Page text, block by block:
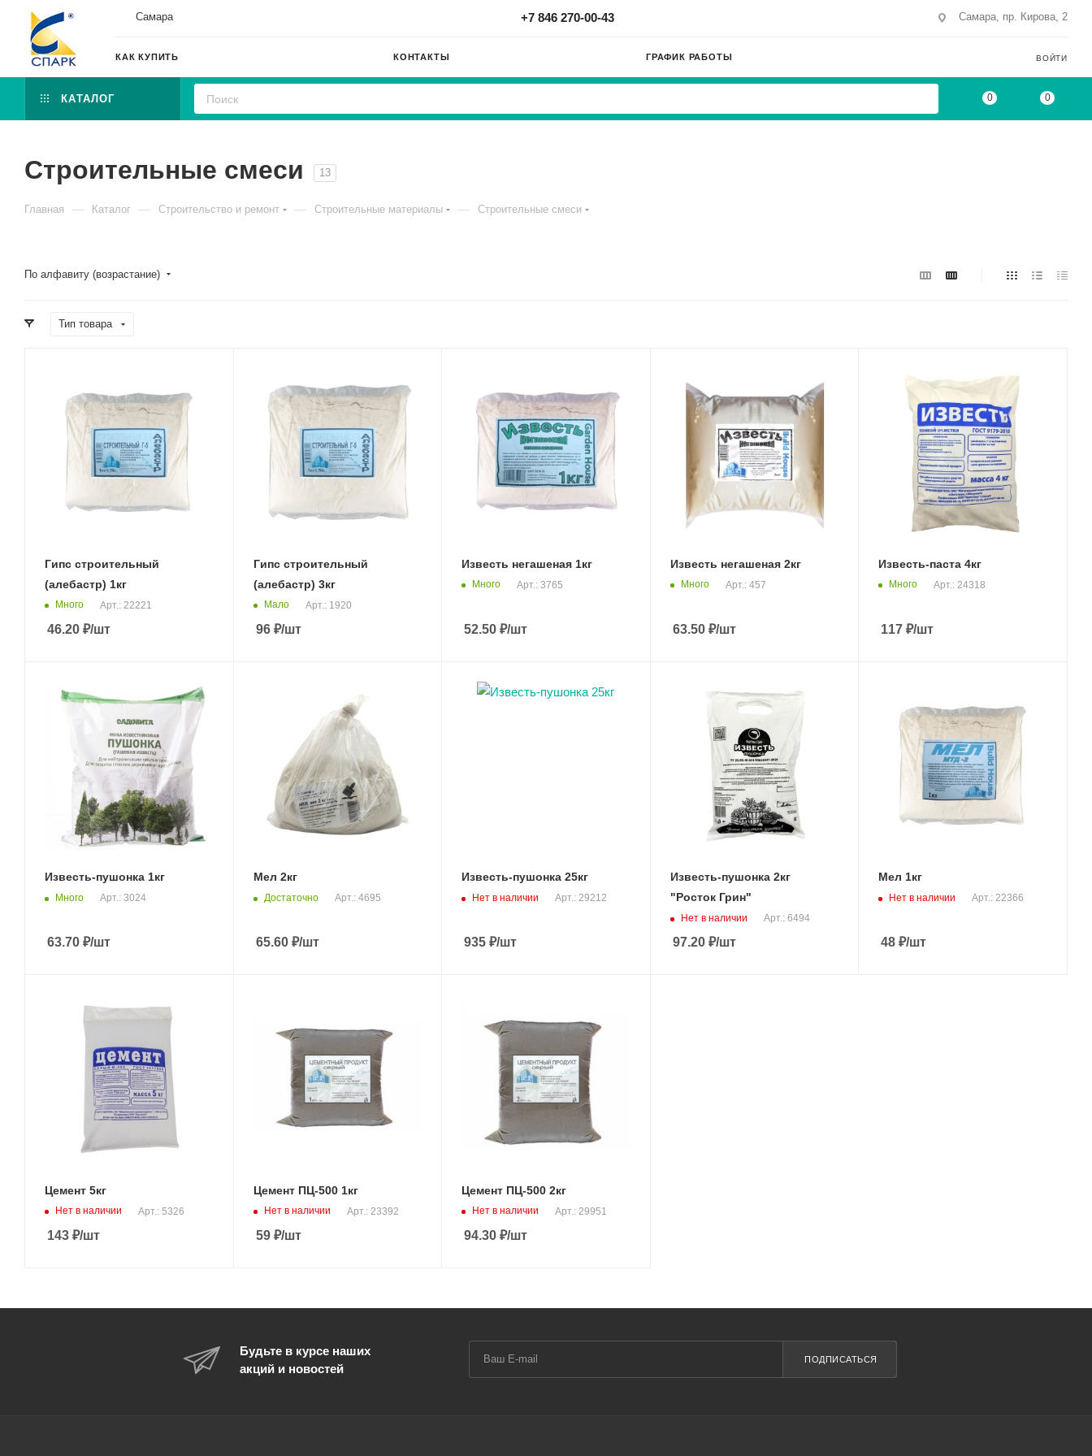
Самара +7 846 270-00-43 Самара, пр. Кирова, 2
КАК КУПИТЬ КОНТАКТЫ ГРАФИК РАБОТЫ ВОЙТИ
КАТАЛОГ 0 0
Строительные смеси 13
Главная — Каталог — Строительство и ремонт — Строительные материалы — Строительные смеси
По алфавиту (возрастание)
Тип товара
Гипс строительный
(алебастр) 1кг
Много Арт.: 22221
46.20 ₽/шт
Гипс строительный
(алебастр) 3кг
Мало Арт.: 1920
96₽/шт
Известь негашеная 1кг
Много Арт.: 3765
52.50 ₽/шт
Известь негашеная 2кг
Много Арт.: 457
63.50₽/шт
Известь-паста 4кг
Много Арт.: 24318
117 ₽/шт
Известь-пушонка 1кг
Много Арт.: 3024
63.70 ₽/шт
Мел 2кг
Достаточно Арт.: 4695
65.60₽/шт
Известь-пушонка 25кг
Нет в наличии Арт.: 29212
935 ₽/шт
Известь-пушонка 2кг
"Росток Грин"
Нет в наличии Арт.: 6494
97.20₽/шт
Мел 1кг
Нет в наличии Арт.: 22366
48 ₽/шт
Цемент 5кг
Нет в наличии Арт.: 5326
143 ₽/шт
Цемент ПЦ-500 1кг
Нет в наличии Арт.: 23392
59₽/шт
Цемент ПЦ-500 2кг
Нет в наличии Арт.: 29951
94.30 ₽/шт
Будьте в курсе наших
акций и новостей
ПОДПИСАТЬСЯ